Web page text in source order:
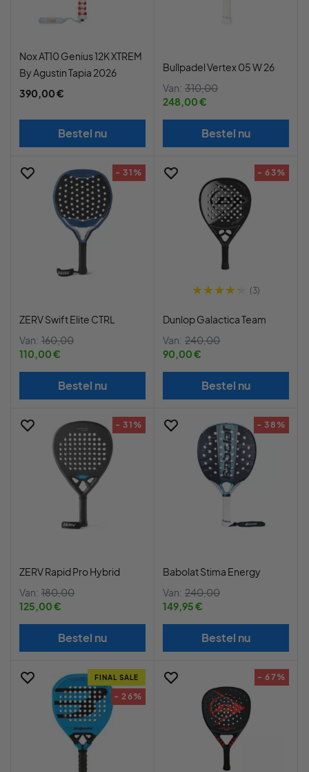
Nox AT10 Genius 12K XTREM
By Agustin Tapia 2026
390,00 €
Bestel nu
Bullpadel Vertex 05 W 26
Van: 310,00
248,00 €
Bestel nu
- 31%
ZERV Swift Elite CTRL
Van: 160,00
110,00 €
Bestel nu
- 63%
(3)
Dunlop Galactica Team
Van: 240,00
90,00 €
Bestel nu
- 31%
ZERV Rapid Pro Hybrid
Van: 180,00
125,00 €
Bestel nu
- 38%
Babolat Stima Energy
Van: 240,00
149,95 €
Bestel nu
FINAL SALE
- 26%
- 67%